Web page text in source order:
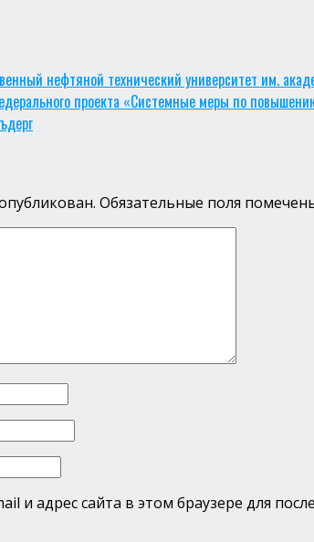
нефтяной технический университет им.
проекта «Системные меры по
Обязательные поля
и адрес сайта в этом браузере для